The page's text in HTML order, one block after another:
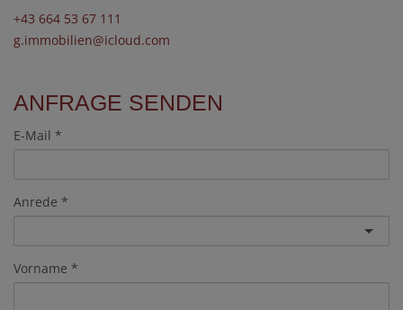
+43 664 53 67 111
g.immobilien@icloud.com
ANFRAGE SENDEN
E-Mail
Anrede
Vorname